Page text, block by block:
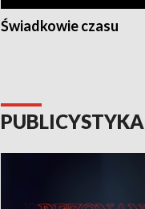
Świadkowie czasu
PUBLICYSTYKA